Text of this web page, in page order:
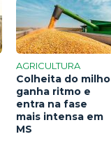
AGRICULTURA
Colheita do milho
ganha ritmo e
entra na fase
mais intensa em
MS